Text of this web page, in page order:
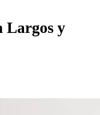
Largos y